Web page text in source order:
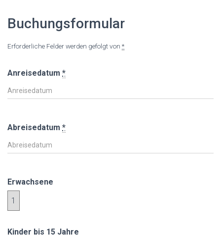
Buchungsformular
Erforderliche Felder werden gefolgt von *
Anreisedatum *
Abreisedatum *
Erwachsene
Kinder bis 15 Jahre